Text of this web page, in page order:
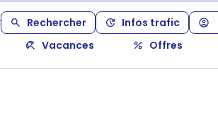
Rechercher
Infos trafic
Vacances Offres